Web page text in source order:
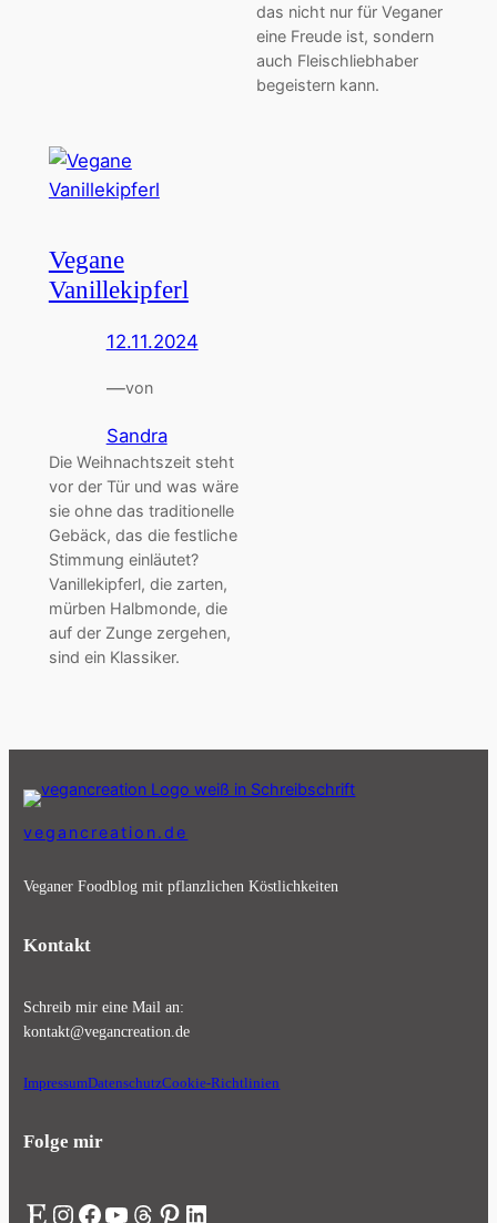
das nicht nur für Veganer
eine Freude ist, sondern
auch Fleischliebhaber
begeistern kann.
Vegane
Vanillekipferl
12.11.2024
—von
Sandra
Die Weihnachtszeit steht
vor der Tür und was wäre
sie ohne das traditionelle
Gebäck, das die festliche
Stimmung einläutet?
Vanillekipferl, die zarten,
mürben Halbmonde, die
auf der Zunge zergehen,
sind ein Klassiker.
vegancreation.de
Veganer Foodblog mit pflanzlichen Köstlichkeiten
Kontakt
Schreib mir eine Mail an:
kontakt@vegancreation.de
ImpressumDatenschutzCookie-Richtlinien
Folge mir
Etsy InstagramFacebook YouTube Threads Pinterest LinkedIn